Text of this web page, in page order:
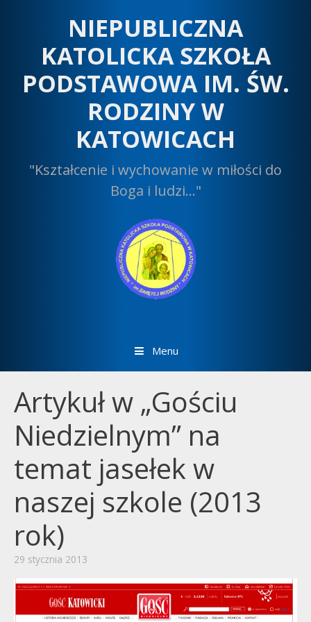
NIEPUBLICZNA
KATOLICKA SZKOŁA
PODSTAWOWA IM. ŚW.
RODZINY W
KATOWICACH
"Kształcenie i wychowanie w miłości do
Boga i ludzi…"
Menu
Artykuł w „Gościu
Niedzielnym” na
temat jasełek w
naszej szkole (2013
rok)
29 stycznia 2013